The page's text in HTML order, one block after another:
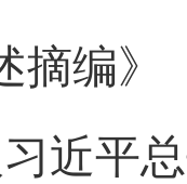
摘编》
近平